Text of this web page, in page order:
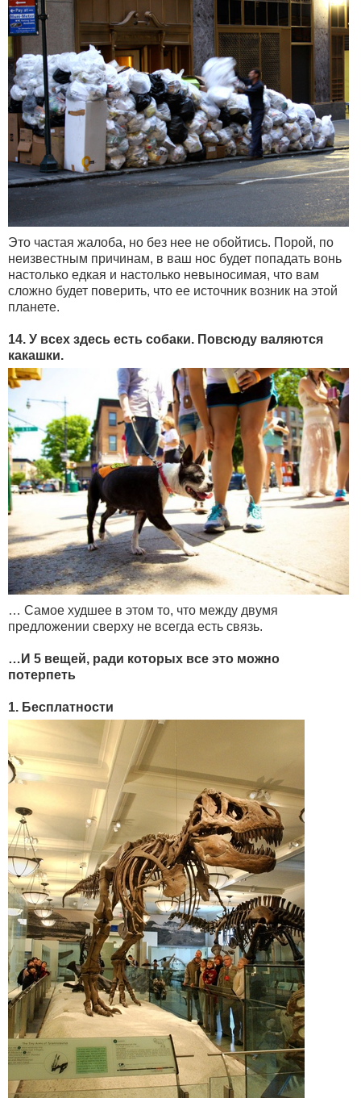
Это частая жалоба, но без нее не обойтись. Порой, по
неизвестным причинам, в ваш нос будет попадать вонь
настолько едкая и настолько невыносимая, что вам
сложно будет поверить, что ее источник возник на этой
планете.
14. У всех здесь есть собаки. Повсюду валяются
какашки.
… Самое худшее в этом то, что между двумя
предложении сверху не всегда есть связь.
…И 5 вещей, ради которых все это можно
потерпеть
1. Бесплатности